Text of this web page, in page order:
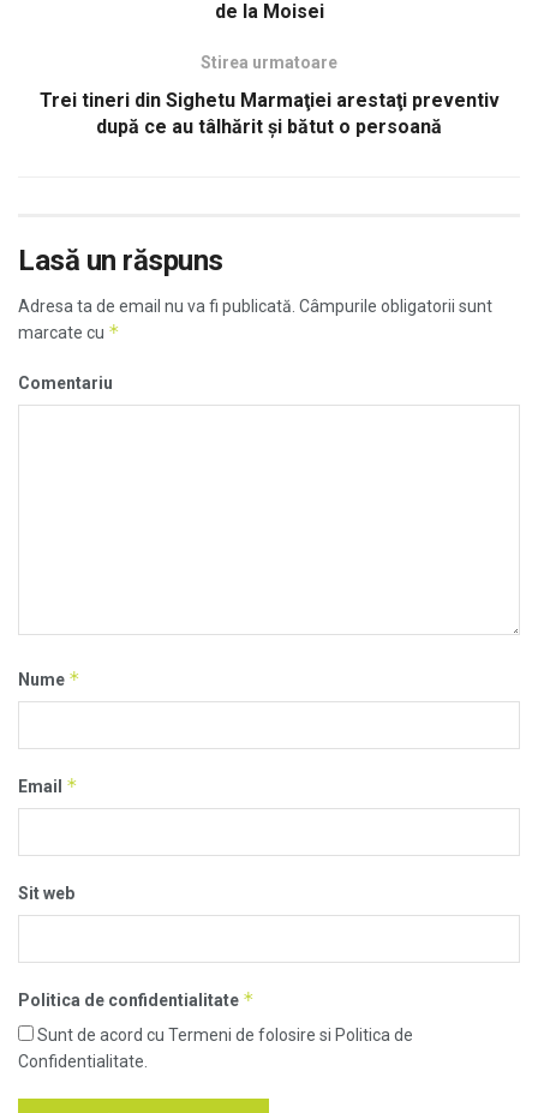
de la Moisei
Stirea urmatoare
Trei tineri din Sighetu Marmaţiei arestaţi preventiv
după ce au tâlhărit şi bătut o persoană
Lasă un răspuns
Adresa ta de email nu va fi publicată. Câmpurile obligatorii sunt
marcate cu *
Comentariu
Nume *
Email *
Sit web
Politica de confidentialitate *
Sunt de acord cu Termeni de folosire si Politica de
Confidentialitate.